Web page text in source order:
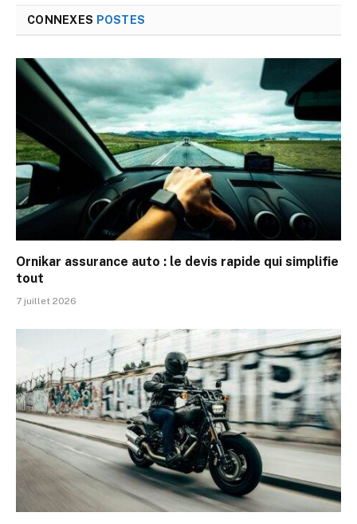
CONNEXES POSTES
Ornikar assurance auto : le devis rapide qui simplifie
tout
7 juillet 2026